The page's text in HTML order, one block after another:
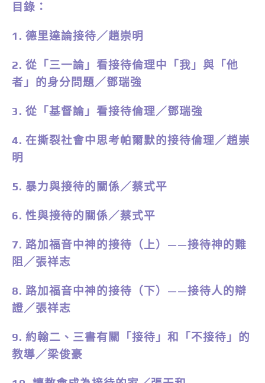
目錄：
1. 德里達論接待／趙崇明
2. 從「三一論」看接待倫理中「我」與「他
者」的身分問題／鄧瑞強
3. 從「基督論」看接待倫理／鄧瑞強
4. 在撕裂社會中思考帕爾默的接待倫理／趙崇
明
5. 暴力與接待的關係／蔡式平
6. 性與接待的關係／蔡式平
7. 路加福音中神的接待（上）——接待神的難
阻／張祥志
8. 路加福音中神的接待（下）——接待人的辯
證／張祥志
9. 約翰二、三書有關「接待」和「不接待」的
教導／梁俊豪